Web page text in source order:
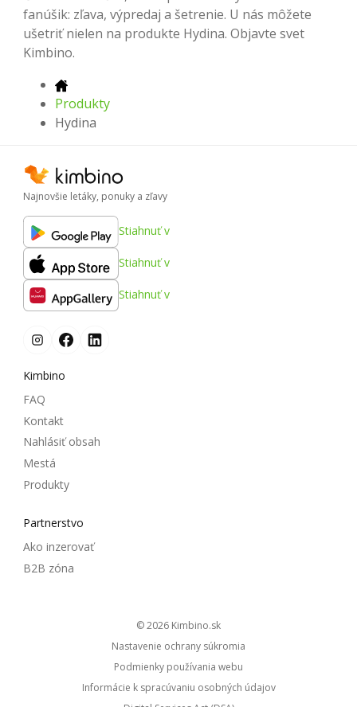
fanúšik: zľava, výpredaj a šetrenie. U nás môžete
ušetriť nielen na produkte Hydina. Objavte svet
Kimbino.
Produkty
Hydina
Najnovšie letáky, ponuky a zľavy
Stiahnuť v
Stiahnuť v
Stiahnuť v
Kimbino
FAQ
Kontakt
Nahlásiť obsah
Mestá
Produkty
Partnerstvo
Ako inzerovať
B2B zóna
© 2026
kimbino.sk
Nastavenie ochrany súkromia
Podmienky používania webu
Informácie k spracúvaniu osobných údajov